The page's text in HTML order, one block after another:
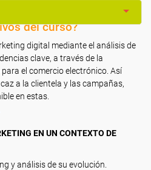
del curso?
digital mediante el análisis de
clave, a través de la
el comercio electrónico. Así
a la clientela y las campañas,
en estas.
EN UN CONTEXTO DE
y análisis de su evolución.